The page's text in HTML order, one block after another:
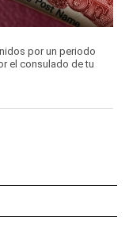
por un periodo
el consulado de tu